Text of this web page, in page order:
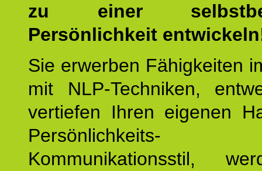
zu einer
Persönlichkeit
Sie erwerben Fähigkeiten
mit NLP-Techniken,
vertiefen Ihren eigenen
Kommunikationsstil,